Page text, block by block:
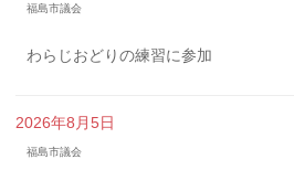
福島市議会
わらじおどりの練習に参加
2026年8月5日
福島市議会